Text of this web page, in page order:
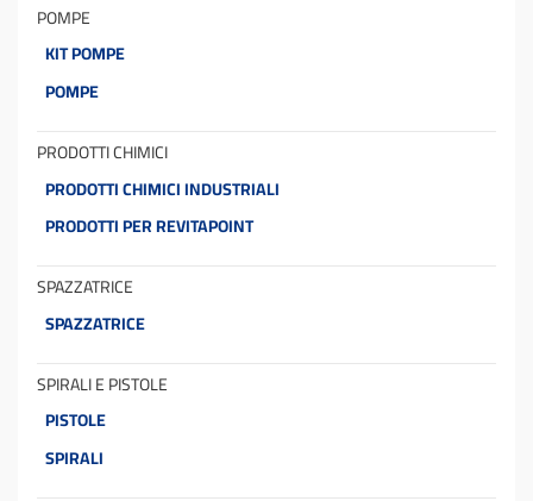
POMPE
KIT POMPE
POMPE
PRODOTTI CHIMICI
PRODOTTI CHIMICI INDUSTRIALI
PRODOTTI PER REVITAPOINT
SPAZZATRICE
SPAZZATRICE
SPIRALI E PISTOLE
PISTOLE
SPIRALI